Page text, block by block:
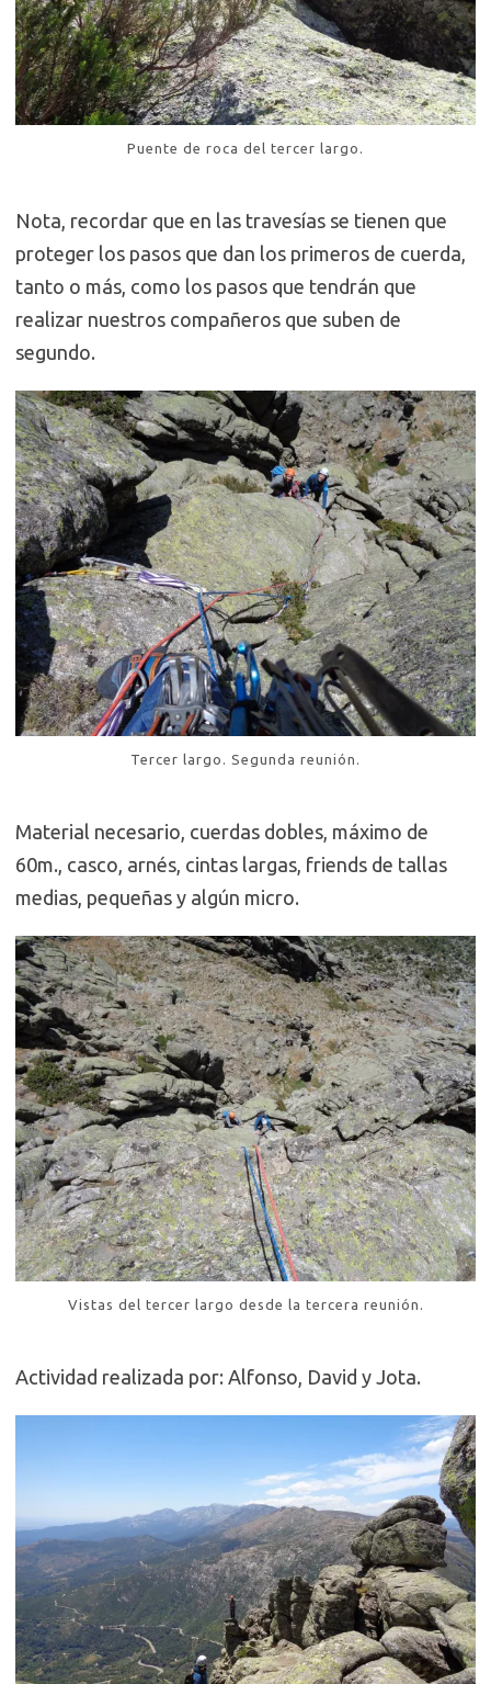
Puente de roca del tercer largo.
Nota, recordar que en las travesías se tienen que
proteger los pasos que dan los primeros de cuerda,
tanto o más, como los pasos que tendrán que
realizar nuestros compañeros que suben de
segundo.
Tercer largo. Segunda reunión.
Material necesario, cuerdas dobles, máximo de
60m., casco, arnés, cintas largas, friends de tallas
medias, pequeñas y algún micro.
Vistas del tercer largo desde la tercera reunión.
Actividad realizada por: Alfonso, David y Jota.